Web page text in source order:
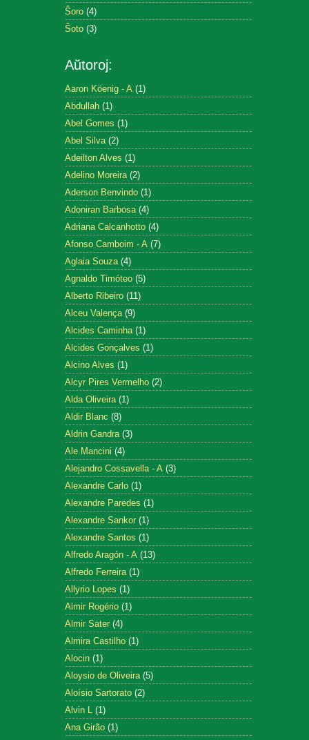
Ŝoro (4)
Ŝoto (3)
Aŭtoroj:
Aaron Köenig - A (1)
Abdullah (1)
Abel Gomes (1)
Abel Silva (2)
Adeilton Alves (1)
Adelino Moreira (2)
Aderson Benvindo (1)
Adoniran Barbosa (4)
Adriana Calcanhotto (4)
Afonso Camboim - A (7)
Aglaia Souza (4)
Agnaldo Timóteo (5)
Alberto Ribeiro (11)
Alceu Valença (9)
Alcides Caminha (1)
Alcides Gonçalves (1)
Alcino Alves (1)
Alcyr Pires Vermelho (2)
Alda Oliveira (1)
Aldir Blanc (8)
Aldrin Gandra (3)
Ale Mancini (4)
Alejandro Cossavella - A (3)
Alexandre Carlo (1)
Alexandre Paredes (1)
Alexandre Sankor (1)
Alexandre Santos (1)
Alfredo Aragón - A (13)
Alfredo Ferreira (1)
Allyrio Lopes (1)
Almir Rogério (1)
Almir Sater (4)
Almira Castilho (1)
Alocin (1)
Aloysio de Oliveira (5)
Aloísio Sartorato (2)
Alvin L (1)
Ana Girão (1)